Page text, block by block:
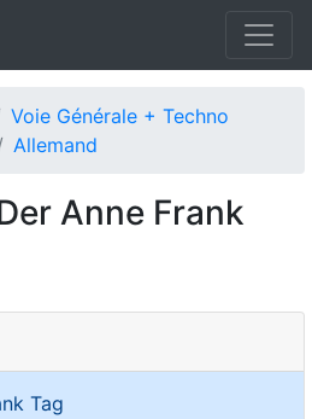
Voie Générale + Techno
Allemand
Anne Frank
Tag